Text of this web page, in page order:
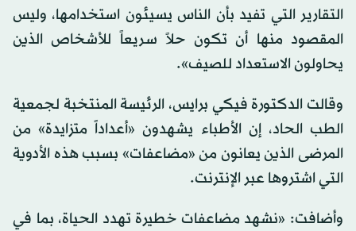
التقارير التي تفيد بأن الناس يسيئون استخدامها، وليس
المقصود منها أن تكون حلاً سريعاً للأشخاص الذين
يحاولون الاستعداد للصيف».
وقالت الدكتورة فيكي برايس، الرئيسة المنتخبة لجمعية
الطب الحاد، إن الأطباء يشهدون «أعداداً متزايدة» من
المرضى الذين يعانون من «مضاعفات» بسبب هذه الأدوية
التي اشتروها عبر الإنترنت.
وأضافت: «نشهد مضاعفات خطيرة تهدد الحياة، بما في